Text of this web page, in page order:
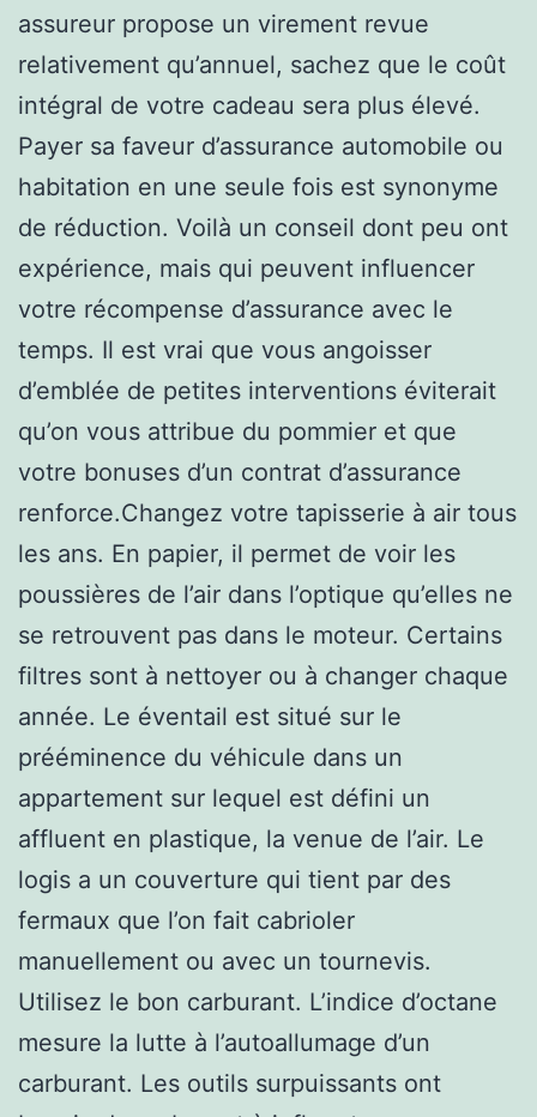
assureur propose un virement revue
relativement qu’annuel, sachez que le coût
intégral de votre cadeau sera plus élevé.
Payer sa faveur d’assurance automobile ou
habitation en une seule fois est synonyme
de réduction. Voilà un conseil dont peu ont
expérience, mais qui peuvent influencer
votre récompense d’assurance avec le
temps. Il est vrai que vous angoisser
d’emblée de petites interventions éviterait
qu’on vous attribue du pommier et que
votre bonuses d’un contrat d’assurance
renforce.Changez votre tapisserie à air tous
les ans. En papier, il permet de voir les
poussières de l’air dans l’optique qu’elles ne
se retrouvent pas dans le moteur. Certains
filtres sont à nettoyer ou à changer chaque
année. Le éventail est situé sur le
prééminence du véhicule dans un
appartement sur lequel est défini un
affluent en plastique, la venue de l’air. Le
logis a un couverture qui tient par des
fermaux que l’on fait cabrioler
manuellement ou avec un tournevis.
Utilisez le bon carburant. L’indice d’octane
mesure la lutte à l’autoallumage d’un
carburant. Les outils surpuissants ont